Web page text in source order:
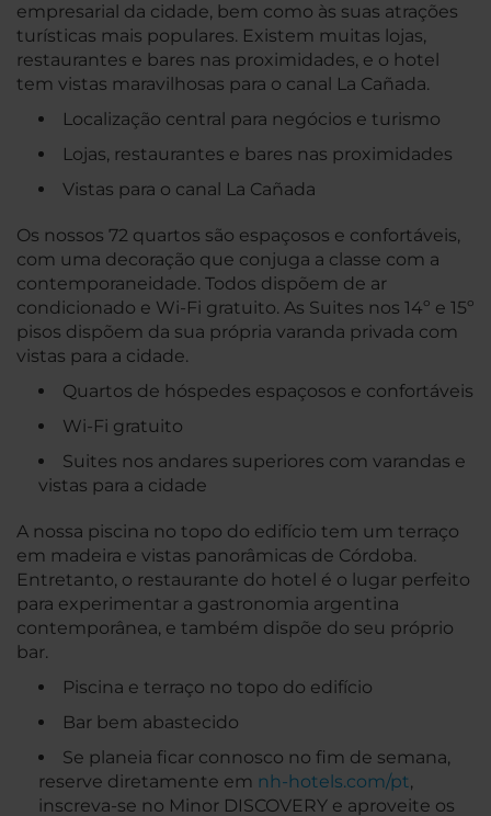
empresarial da cidade, bem como às suas atrações
turísticas mais populares. Existem muitas lojas,
restaurantes e bares nas proximidades, e o hotel
tem vistas maravilhosas para o canal La Cañada.
Localização central para negócios e turismo
Lojas, restaurantes e bares nas proximidades
Vistas para o canal La Cañada
Os nossos 72 quartos são espaçosos e confortáveis,
com uma decoração que conjuga a classe com a
contemporaneidade. Todos dispõem de ar
condicionado e Wi-Fi gratuito. As Suites nos 14º e 15º
pisos dispõem da sua própria varanda privada com
vistas para a cidade.
Quartos de hóspedes espaçosos e confortáveis
Wi-Fi gratuito
Suites nos andares superiores com varandas e
vistas para a cidade
A nossa piscina no topo do edifício tem um terraço
em madeira e vistas panorâmicas de Córdoba.
Entretanto, o restaurante do hotel é o lugar perfeito
para experimentar a gastronomia argentina
contemporânea, e também dispõe do seu próprio
bar.
Piscina e terraço no topo do edifício
Bar bem abastecido
Se planeia ficar connosco no fim de semana,
reserve diretamente em nh-hotels.com/pt,
inscreva-se no Minor DISCOVERY e aproveite os